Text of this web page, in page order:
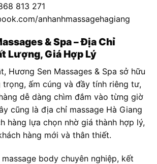
813 271
anhanhmassagehagiang
& Spa – Địa Chỉ
Lượng, Giá Hợp Lý
Hương Sen Massages & Spa sở hữu
trọng, ấm cúng và đầy tính riêng tư,
dễ dàng chìm đắm vào từng giờ
cũng là địa chỉ massage Hà Giang
hàng lựa chọn nhờ giá thành hợp lý,
hàng mới và thân thiết.
body chuyên nghiệp, kết